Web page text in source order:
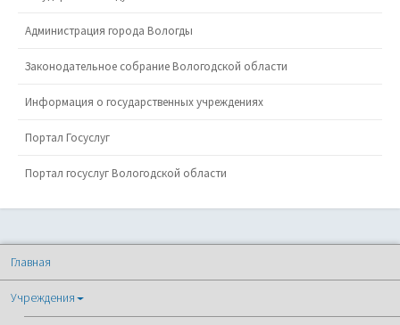
Администрация города Вологды
Законодательное собрание Вологодской области
Информация о государственных учреждениях
Портал Госуслуг
Портал госуслуг Вологодской области
Главная
Учреждения